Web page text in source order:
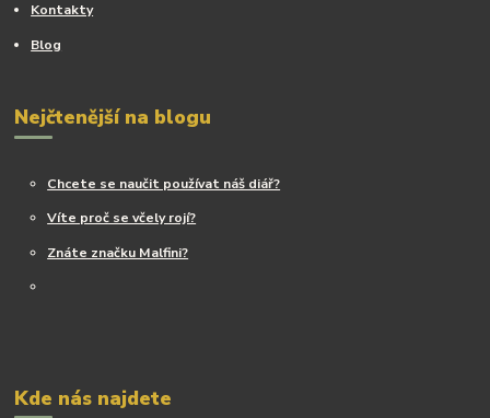
Kontakty
Blog
Nejčtenější na blogu
Chcete se naučit používat náš diář?
Víte proč se včely rojí?
Znáte značku Malfini?
Kde nás najdete